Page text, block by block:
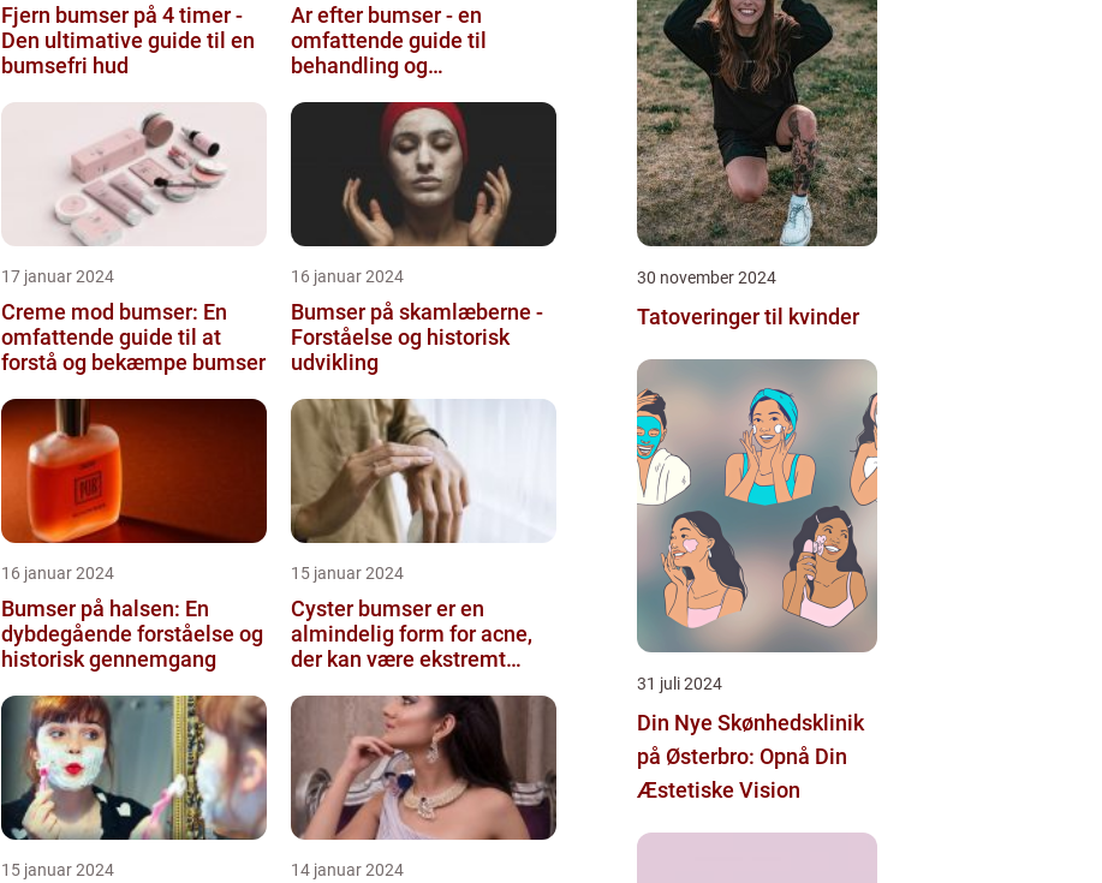
Fjern bumser på 4 timer -
Den ultimative guide til en
bumsefri hud
Ar efter bumser - en
omfattende guide til
behandling og
17 januar 2024
Creme mod bumser: En
omfattende guide til at
forstå og bekæmpe bumser
16 januar 2024
Bumser på skamlæberne -
Forståelse og historisk
udvikling
16 januar 2024
Bumser på halsen: En
dybdegående forståelse og
historisk gennemgang
15 januar 2024
Cyster bumser er en
almindelig form for acne,
der kan være ekstremt
for d...
15 januar 2024 14 januar 2024
30 november 2024
Tatoveringer til kvinder
31 juli 2024
Din Nye Skønhedsklinik
på Østerbro: Opnå Din
Æstetiske Vision